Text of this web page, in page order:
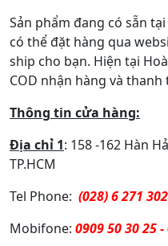
Sản phẩm đang có sẵn
có thể đặt hàng qua
ship cho bạn. Hiện tại
COD nhận hàng và
Thông tin cửa hàng:
Địa chỉ 1: 158 -162 Hàn
TP.HCM
Tel Phone: (028) 6 271
Mobifone: 0909 50 30 25